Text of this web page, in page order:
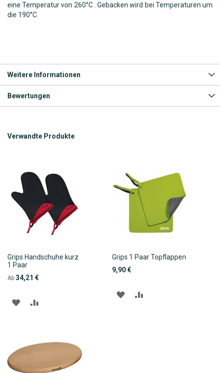
eine Temperatur von 260°C . Gebacken wird bei Temperaturen um
die 190°C.
Weitere Informationen
Bewertungen
Verwandte Produkte
Grips Handschuhe kurz
1 Paar
Ab 34,21 €
ZUR
Grips 1 Paar Topflappen
9,90 €
ZUR